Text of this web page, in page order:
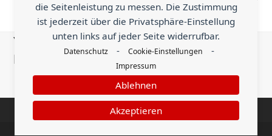
die Seitenleistung zu messen. Die Zustimmung
ist jederzeit über die Privatsphäre-Einstellung
unten links auf jeder Seite widerrufbar.
Datenschutz - Cookie-Einstellungen -
Impressum
Akzeptieren
Ablehnen
Beitrag:
in Total Theme
Nächster
Beitrag:
AutoUdpdate
cause it sucks
You know something helpful that is worth
being shared with the world?
Send an Earn